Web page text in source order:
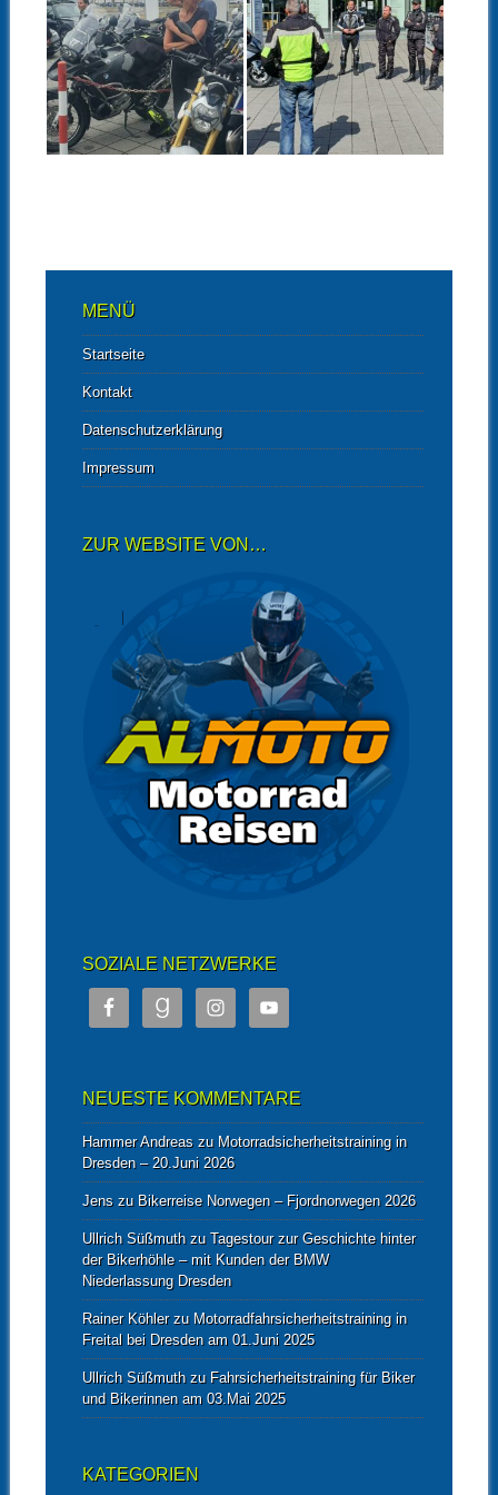
24.07.22
KUNDENTOUR
BMW MOTORRAD
–
NIEDERLASSUNG
LEIPZIG AM 23.JULI
2022
Bilder von Thomas Bilder von
29.05.22
KUNDENTOUR
BMW MOTORRAD
–
NIEDERLASSUNG
LEIPZIG AM 28.MAI
2022
Bilder von Falk und Thomas –
MENÜ
Startseite
Kontakt
Datenschutzerklärung
Impressum
ZUR WEBSITE VON…
SOZIALE NETZWERKE
NEUESTE KOMMENTARE
Hammer Andreaszu Motorradsicherheitstraining in
Dresden – 20.Juni 2026
Jenszu Bikerreise Norwegen – Fjordnorwegen 2026
Ullrich Süßmuthzu Tagestour zur Geschichte hinter
der Bikerhöhle – mit Kunden der BMW
Niederlassung Dresden
Rainer Köhlerzu Motorradfahrsicherheitstraining in
Freital bei Dresden am 01.Juni 2025
Ullrich Süßmuthzu Fahrsicherheitstraining für Biker
und Bikerinnen am 03.Mai 2025
KATEGORIEN